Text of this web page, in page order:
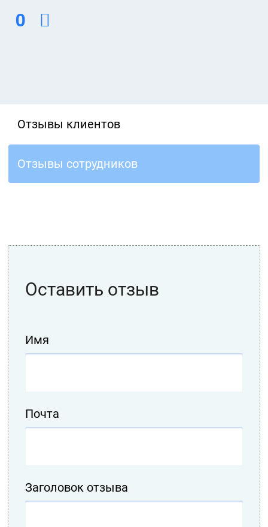
0
Отзывы клиентов
Отзывы сотрудников
Оставить отзыв
Имя
Почта
Заголовок отзыва